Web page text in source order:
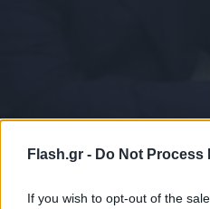
Flash.gr - Do Not Process
If you wish to opt-out of the